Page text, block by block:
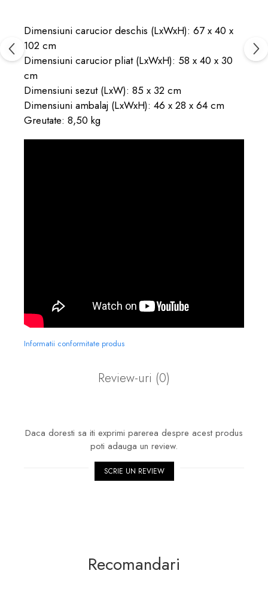
Dimensiuni carucior deschis (LxWxH): 67 x 40 x
102 cm
Dimensiuni carucior pliat (LxWxH): 58 x 40 x 30
cm
Dimensiuni sezut (LxW): 85 x 32 cm
Dimensiuni ambalaj (LxWxH): 46 x 28 x 64 cm
Greutate: 8,50 kg
Informatii conformitate produs
Review-uri (0)
Daca doresti sa iti exprimi parerea despre acest produs
poti adauga un review.
SCRIE UN REVIEW
Recomandari